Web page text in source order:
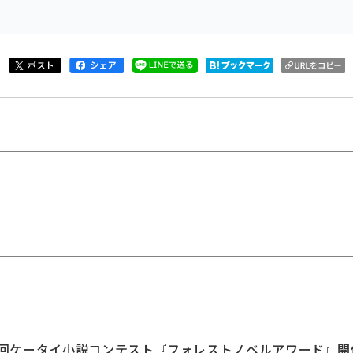
ケータイ小説コンテスト『フォレストノベルアワード』